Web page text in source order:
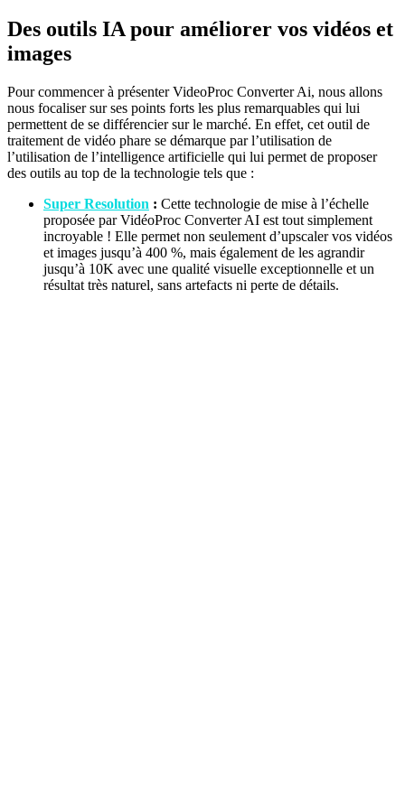
​​Des outils IA pour améliorer vos vidéos et
images
Pour commencer à présenter VideoProc Converter Ai, nous allons
nous focaliser sur ses points forts les plus remarquables qui lui
permettent de se différencier sur le marché. En effet, cet outil de
traitement de vidéo phare se démarque par l’utilisation de
l’utilisation de l’intelligence artificielle qui lui permet de proposer
des outils au top de la technologie tels que :
Super Resolution : Cette technologie de mise à l’échelle
proposée par VidéoProc Converter AI est tout simplement
incroyable ! Elle permet non seulement d’upscaler vos vidéos
et images jusqu’à 400 %, mais également de les agrandir
jusqu’à 10K avec une qualité visuelle exceptionnelle et un
résultat très naturel, sans artefacts ni perte de détails.